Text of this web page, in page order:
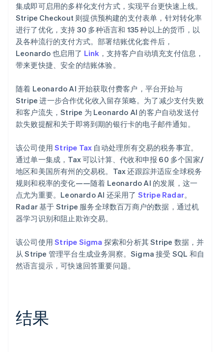
集成即可启用的多样化支付方式，实现平台更快速上线。
Stripe Checkout 则提供预构建的支付表单，针对转化率
进行了优化，支持 30 多种语言和 135 种以上的货币，以
及各种流行的支付方式。部署结账优化套件后，
Leonardo 也启用了 Link ，支持客户自动填充支付信息，
带来更快捷、安全的结账体验。
随着 Leonardo AI 开始获取付费客户，平台开始与
Stripe 进一步合作优化收入留存策略。为了减少支付失败
和客户流失，Stripe 为 Leonardo AI 的客户自动发送付
款失败提醒和关于即将到期的银行卡的电子邮件通知。
该公司使用Stripe Tax 自动处理所有交易的税务事宜。
通过单一集成，Tax 可以计算、代收和申报 60 多个国家/
地区和美国所有州的交易税。Tax 还跟踪并适应全球税务
规则和税率的变化——随着 Leonardo AI 的发展，这一
点尤为重要。Leonardo AI 还采用了 Stripe Radar。
Radar 基于 Stripe 服务全球数百万商户的数据，通过机
器学习识别和阻止欺诈交易。
该公司使用Stripe Sigma 探索和分析其 Stripe 数据，并
从 Stripe 管理平台生成业务洞察。Sigma 接受 SQL 和自
然语言提示，可快速回答重要问题。
结果